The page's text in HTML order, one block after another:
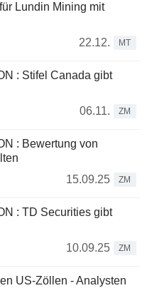
Lundin Mining mit
22.12.
MT
: Stifel Canada gibt
06.11.
ZM
: Bewertung von
15.09.25
ZM
: TD Securities gibt
10.09.25
ZM
US-Zöllen - Analysten